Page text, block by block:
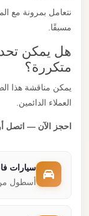
نتعامل بمرونة مع
مسبقًا.
هل يمكن
متكررة؟
يمكن مناقشة هذا
العملاء الدائمين.
احجز الآن — اتصل أو واتساب
سيارات
أسطول من